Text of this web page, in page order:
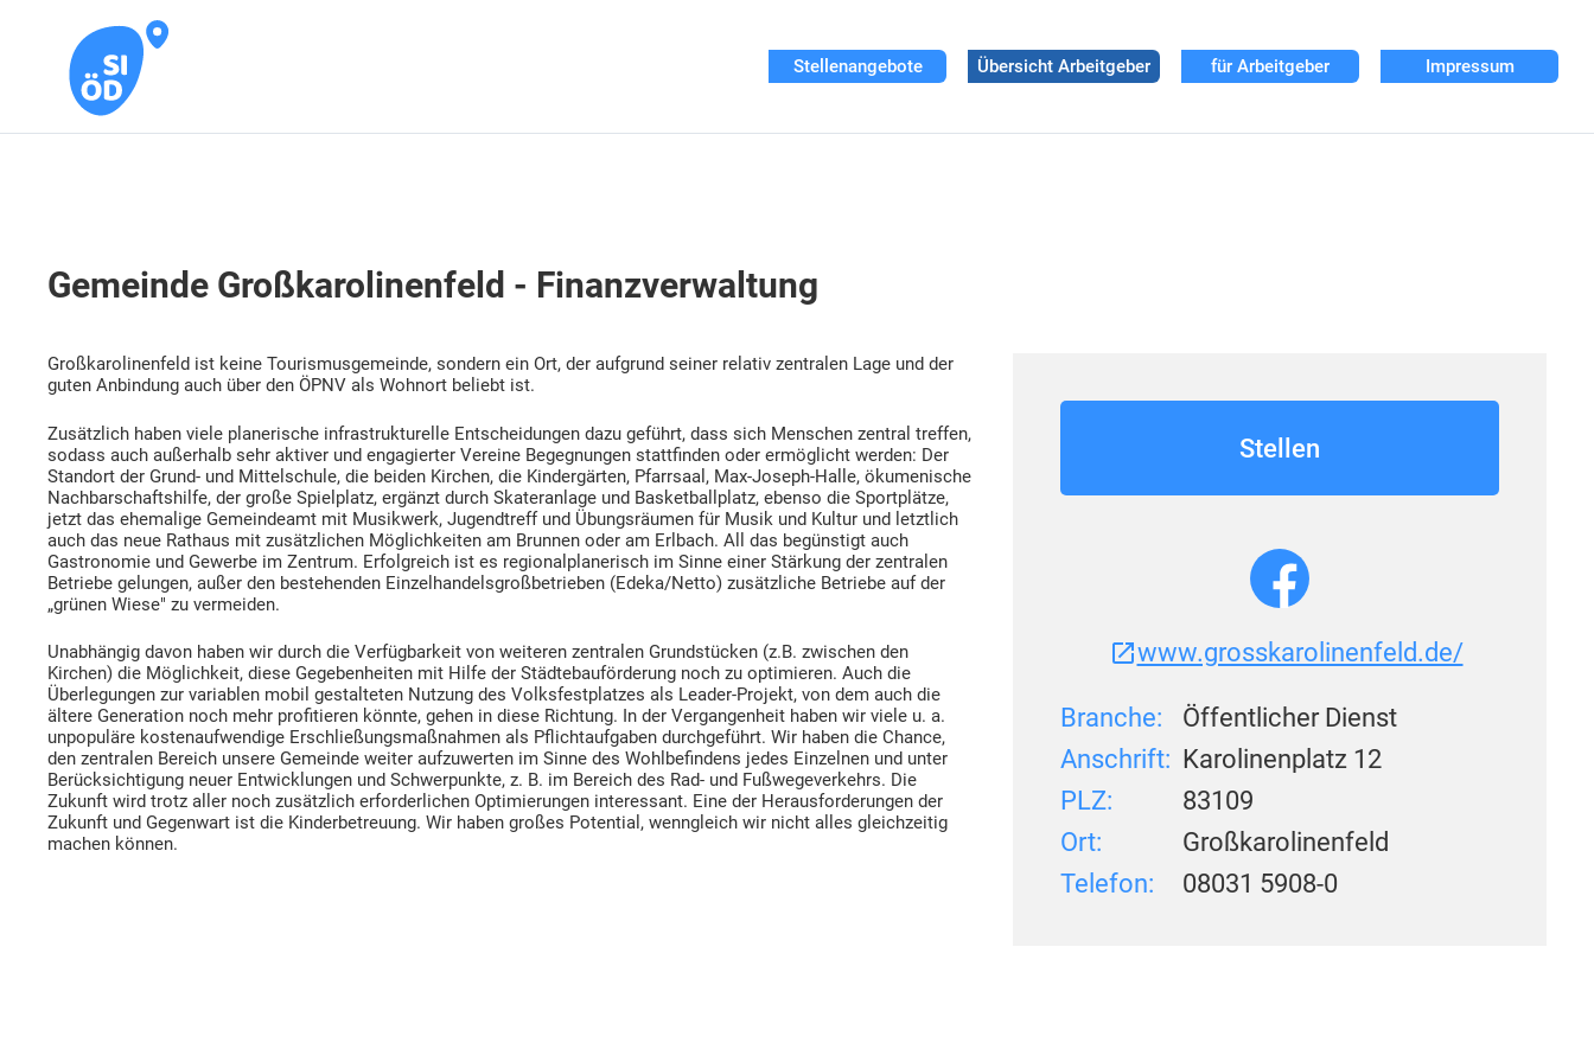
Stellenangebote Übersicht Arbeitgeber für Arbeitgeber Impressum
Gemeinde Großkarolinenfeld - Finanzverwaltung
Großkarolinenfeld ist keine Tourismusgemeinde, sondern ein Ort, der aufgrund seiner relativ zentralen Lage und der
guten Anbindung auch über den ÖPNV als Wohnort beliebt ist.
Zusätzlich haben viele planerische infrastrukturelle Entscheidungen dazu geführt, dass sich Menschen zentral treffen,
sodass auch außerhalb sehr aktiver und engagierter Vereine Begegnungen stattfinden oder ermöglicht werden: Der
Standort der Grund- und Mittelschule, die beiden Kirchen, die Kindergärten, Pfarrsaal, Max-Joseph-Halle, ökumenische
Nachbarschaftshilfe, der große Spielplatz, ergänzt durch Skateranlage und Basketballplatz, ebenso die Sportplätze,
jetzt das ehemalige Gemeindeamt mit Musikwerk, Jugendtreff und Übungsräumen für Musik und Kultur und letztlich
auch das neue Rathaus mit zusätzlichen Möglichkeiten am Brunnen oder am Erlbach. All das begünstigt auch
Gastronomie und Gewerbe im Zentrum. Erfolgreich ist es regionalplanerisch im Sinne einer Stärkung der zentralen
Betriebe gelungen, außer den bestehenden Einzelhandelsgroßbetrieben (Edeka/Netto) zusätzliche Betriebe auf der
„grünen Wiese" zu vermeiden.
Unabhängig davon haben wir durch die Verfügbarkeit von weiteren zentralen Grundstücken (z.B. zwischen den
Kirchen) die Möglichkeit, diese Gegebenheiten mit Hilfe der Städtebauförderung noch zu optimieren. Auch die
Überlegungen zur variablen mobil gestalteten Nutzung des Volksfestplatzes als Leader-Projekt, von dem auch die
ältere Generation noch mehr profitieren könnte, gehen in diese Richtung. In der Vergangenheit haben wir viele u. a.
unpopuläre kostenaufwendige Erschließungsmaßnahmen als Pflichtaufgaben durchgeführt. Wir haben die Chance,
den zentralen Bereich unsere Gemeinde weiter aufzuwerten im Sinne des Wohlbefindens jedes Einzelnen und unter
Berücksichtigung neuer Entwicklungen und Schwerpunkte, z. B. im Bereich des Rad- und Fußwegeverkehrs. Die
Zukunft wird trotz aller noch zusätzlich erforderlichen Optimierungen interessant. Eine der Herausforderungen der
Zukunft und Gegenwart ist die Kinderbetreuung. Wir haben großes Potential, wenngleich wir nicht alles gleichzeitig
machen können.
Stellen
www.grosskarolinenfeld.de/
Branche:
Öffentlicher Dienst
Anschrift: Karolinenplatz 12
PLZ:
83109
Ort:
Großkarolinenfeld
Telefon:
08031 5908-0